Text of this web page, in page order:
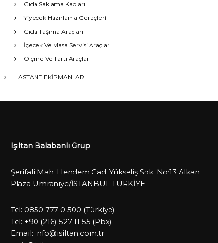
Gıda Saklama Kapları
Yiyecek Hazırlama Gereçleri
Gıda Taşıma Araçları
İçecek Ve Masa Servisi Araçları
Ölçme Ve Tartı Araçları
HASTANE EKİPMANLARI
Işıltan Balabanlı Grup
Şerifali Mah. Hendem Cad. Yükseliş Sok. No:13 Alkan
Plaza Ümraniye/İSTANBUL TÜRKİYE
Tel: 0850 777 0 500 (Türkiye)
Tel: +90 (216) 527 11 55 (Pbx)
Email: info@isiltan.com.tr